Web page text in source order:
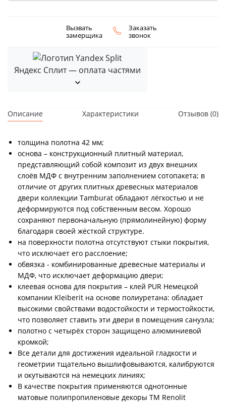
Вызвать
замерщика
Заказать
звонок
Яндекс Сплит — оплата частями
Описание Характеристики Отзывов (0)
толщина полотна 42 мм;
основа – конструкционный плитный материал,
представляющий собой композит из двух внешних
слоёв МДФ с внутренним заполнением сотопакета; в
отличие от других плитных древесных материалов
двери коллекции Tamburat обладают лёгкостью и не
деформируются под собственным весом. Хорошо
сохраняют первоначальную (прямолинейную) форму
благодаря своей жёсткой структуре.
на поверхности полотна отсутствуют стыки покрытия,
что исключает его расслоение;
обвязка - комбинированные древесные материалы и
МДФ, что исключает деформацию двери;
клеевая основа для покрытия – клей PUR Немецкой
компании Kleiberit на основе полиуретана: обладает
высокими свойствами водостойкости и термостойкости,
что позволяет ставить эти двери в помещения санузла;
полотно с четырёх сторон защищено алюминиевой
кромкой;
Все детали для достижения идеальной гладкости и
геометрии тщательно вышлифовываются, калибруются
и окутываются на немецких линиях;
В качестве покрытия применяются однотонные
матовые полипропиленовые декоры ТМ Renolit